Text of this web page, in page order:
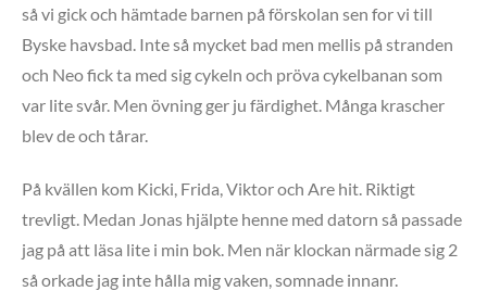
så vi gick och hämtade barnen på förskolan sen for vi till
Byske havsbad. Inte så mycket bad men mellis på stranden
och Neo fick ta med sig cykeln och pröva cykelbanan som
var lite svår. Men övning ger ju färdighet. Många krascher
blev de och tårar.
På kvällen kom Kicki, Frida, Viktor och Are hit. Riktigt
trevligt. Medan Jonas hjälpte henne med datorn så passade
jag på att läsa lite i min bok. Men när klockan närmade sig 2
så orkade jag inte hålla mig vaken, somnade innanr.